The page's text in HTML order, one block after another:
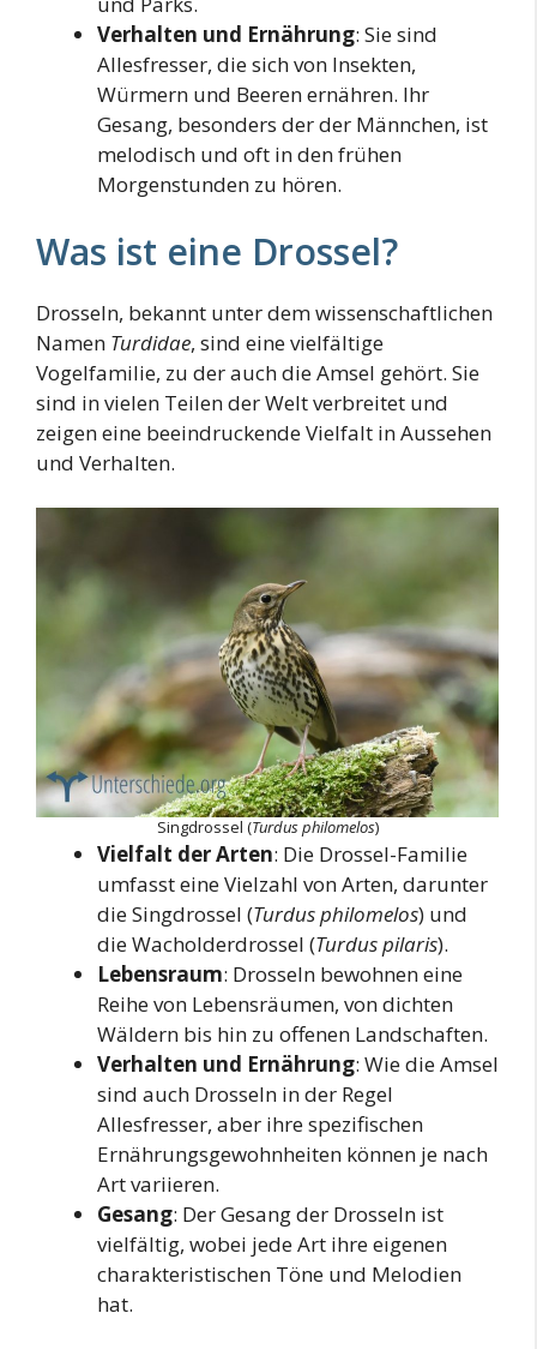
Verhalten und Ernährung: Sie sind
Allesfresser, die sich von Insekten,
Würmern und Beeren ernähren. Ihr
Gesang, besonders der der Männchen, ist
melodisch und oft in den frühen
Morgenstunden zu hören.
Was ist eine Drossel?
Drosseln, bekannt unter dem wissenschaftlichen
Namen Turdidae, sind eine vielfältige
Vogelfamilie, zu der auch die Amsel gehört. Sie
sind in vielen Teilen der Welt verbreitet und
zeigen eine beeindruckende Vielfalt in Aussehen
und Verhalten.
Singdrossel (Turdus philomelos)
Vielfalt der Arten: Die Drossel-Familie
umfasst eine Vielzahl von Arten, darunter
die Singdrossel (Turdus philomelos) und
die Wacholderdrossel (Turdus pilaris).
Lebensraum: Drosseln bewohnen eine
Reihe von Lebensräumen, von dichten
Wäldern bis hin zu offenen Landschaften.
Verhalten und Ernährung: Wie die Amsel
sind auch Drosseln in der Regel
Allesfresser, aber ihre spezifischen
Ernährungsgewohnheiten können je nach
Art variieren.
Gesang: Der Gesang der Drosseln ist
vielfältig, wobei jede Art ihre eigenen
charakteristischen Töne und Melodien
hat.